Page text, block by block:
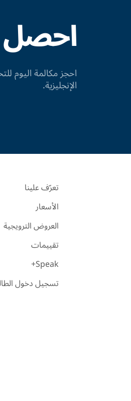
احصل
احجز مكالمة
الإنجليزية.
تعرّف علينا
الأسعار
العروض الترويجية
تقييمات
Speak+
تسجيل دخول